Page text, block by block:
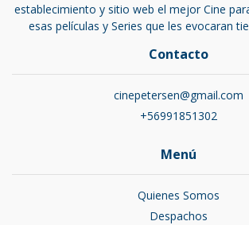
establecimiento y sitio web el mejor Cine
esas películas y Series que les evocaran
Contacto
cinepetersen@gmail.com
+56991851302
Menú
Quienes Somos
Despachos